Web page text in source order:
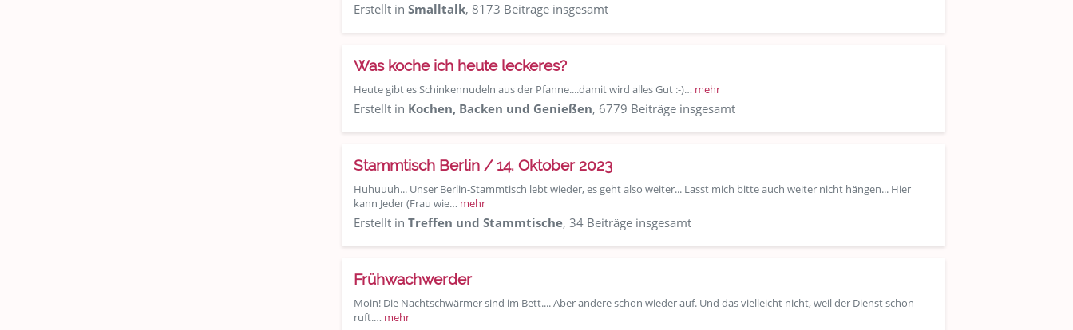
Erstellt in Smalltalk, 8173 Beiträge insgesamt
Was koche ich heute leckeres?
Heute gibt es Schinkennudeln aus der Pfanne....damit wird alles Gut :-)… mehr
Erstellt in Kochen, Backen und Genießen, 6779 Beiträge insgesamt
Stammtisch Berlin / 14. Oktober 2023
Huhuuuh... Unser Berlin-Stammtisch lebt wieder, es geht also weiter... Lasst mich bitte auch weiter nicht hängen... Hier
kann Jeder (Frau wie… mehr
Erstellt in Treffen und Stammtische, 34 Beiträge insgesamt
Frühwachwerder
Moin! Die Nachtschwärmer sind im Bett.... Aber andere schon wieder auf. Und das vielleicht nicht, weil der Dienst schon
ruft.… mehr